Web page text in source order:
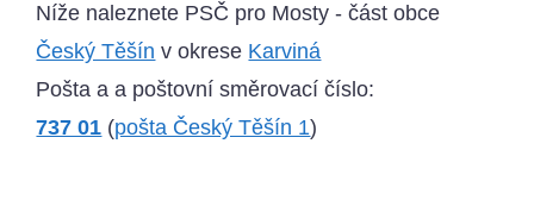
Níže naleznete PSČ pro Mosty - část obce
Český Těšín v okrese Karviná
Pošta a a poštovní směrovací číslo:
737 01 (pošta Český Těšín 1)